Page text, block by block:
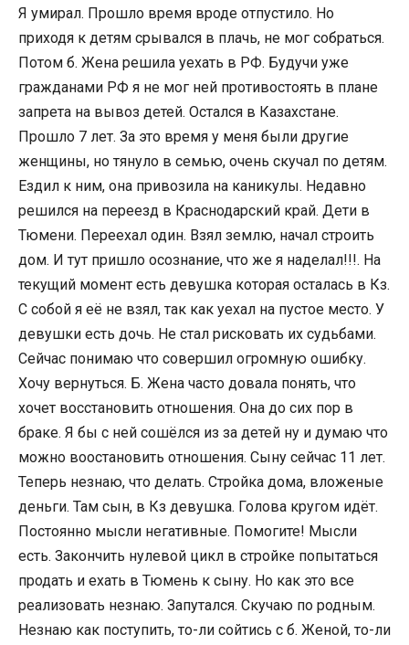
Я умирал. Прошло время вроде отпустило. Но
приходя к детям срывался в плачь, не мог собраться.
Потом б. Жена решила уехать в РФ. Будучи уже
гражданами РФ я не мог ней противостоять в плане
запрета на вывоз детей. Остался в Казахстане.
Прошло 7 лет. За это время у меня были другие
женщины, но тянуло в семью, очень скучал по детям. ​
Ездил к ним, она привозила на каникулы. Недавно
решился на переезд в Краснодарский край. Дети в
Тюмени. Переехал один. Взял землю, начал строить
дом. И тут пришло осознание, что же я наделал!!!. На
текущий момент есть девушка которая осталась в Кз.
С собой я её не взял, так как уехал на пустое место. У
девушки есть дочь. Не стал рисковать их судьбами.
Сейчас понимаю что совершил огромную ошибку.
Хочу вернуться. Б. Жена часто довала понять, что
хочет восстановить отношения. Она до сих пор в
браке. Я бы с ней сошёлся из за детей ну и думаю что
можно воостановить отношения. Сыну сейчас 11 лет.
Теперь незнаю, что делать. Стройка дома, вложеные
деньги. Там сын, в Кз девушка. Голова кругом идёт.
Постоянно мысли негативные. Помогите! Мысли
есть. Закончить нулевой цикл в стройке попытаться
продать и ехать в Тюмень к сыну. Но как это все
реализовать незнаю. Запутался. Скучаю по родным.
Незнаю как поступить, то-ли сойтись с б. Женой, то-ли